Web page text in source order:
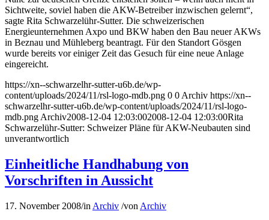
Sichtweite, soviel haben die AKW-Betreiber inzwischen gelernt“,
sagte Rita Schwarzelühr-Sutter. Die schweizerischen
Energieunternehmen Axpo und BKW haben den Bau neuer AKWs
in Beznau und Mühleberg beantragt. Für den Standort Gösgen
wurde bereits vor einiger Zeit das Gesuch für eine neue Anlage
eingereicht.
https://xn--schwarzelhr-sutter-u6b.de/wp-
content/uploads/2024/11/rsl-logo-mdb.png 0 0 Archiv https://xn--
schwarzelhr-sutter-u6b.de/wp-content/uploads/2024/11/rsl-logo-
mdb.png Archiv2008-12-04 12:03:002008-12-04 12:03:00Rita
Schwarzelühr-Sutter: Schweizer Pläne für AKW-Neubauten sind
unverantwortlich
Einheitliche Handhabung von
Vorschriften in Aussicht
17. November 2008/in Archiv /von Archiv